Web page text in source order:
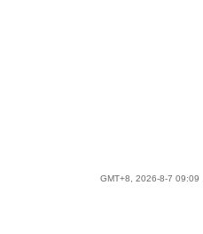
GMT+8, 2026-8-7 09:09